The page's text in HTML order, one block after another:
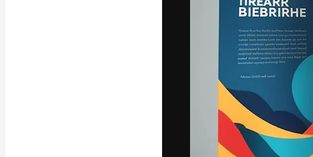
La piattaforma
migliori lavori.
creativi,
Italiano